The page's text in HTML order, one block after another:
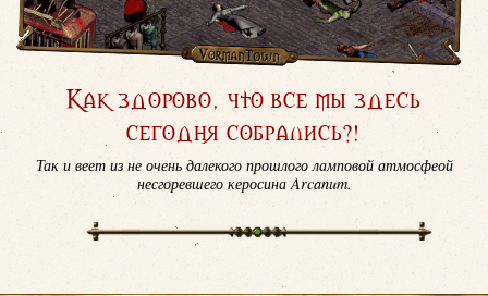
Как здорово, что все мы здесь
сегодня собрались?!
Так и веет из не очень далекого прошлого ламповой атмосфеой
несгоревшего керосина Arcanum.